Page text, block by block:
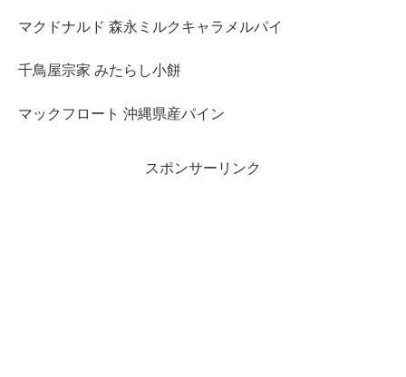
マクドナルド 森永ミルクキャラメルパイ
千鳥屋宗家 みたらし小餅
マックフロート 沖縄県産パイン
スポンサーリンク